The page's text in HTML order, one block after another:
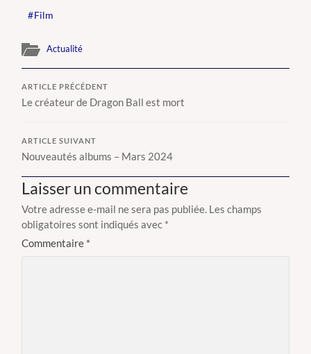
Film
Actualité
ARTICLE PRÉCÉDENT
Le créateur de Dragon Ball est mort
ARTICLE SUIVANT
Nouveautés albums – Mars 2024
Laisser un commentaire
Votre adresse e-mail ne sera pas publiée. Les champs
obligatoires sont indiqués avec *
Commentaire *